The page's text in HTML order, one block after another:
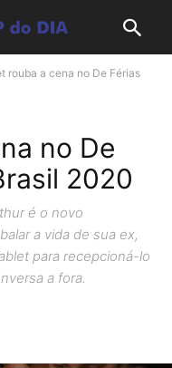
rouba a cena no De Férias
no De
2020
é o novo
a vida de sua ex,
para recepcioná-lo
a fora.